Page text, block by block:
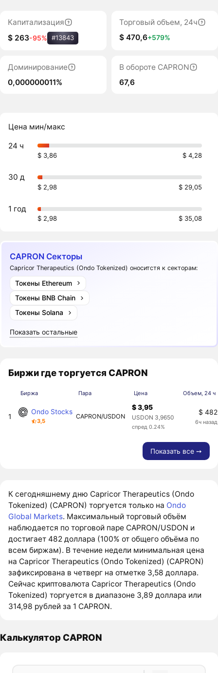
Капитализация
$ 263-95% #13843
Торговый объем, 24ч
$ 470,6+579%
Доминирование
0,000000011%
В обороте CAPRON
67,6
Цена мин/макс
24 ч
$ 3,86 $ 4,28
30 д
$ 2,98 $ 29,05
1 год
$ 2,98 $ 35,08
CAPRON Секторы
Capricor Therapeutics (Ondo Tokenized) оноситстя к секторам:
Токены Ethereum
Токены BNB Chain
Токены Solana
Показать остальные
Биржи где торгуется CAPRON
Биржа Пара Цена Объем, 24 ч
1
Ondo Stocks
3,5
CAPRON/USDON
$ 3,95
USDON 3,9650
спред 0.24%
$ 482
6ч назад
Показать все ➙
К сегодняшнему дню Capricor Therapeutics (Ondo
Tokenized) (CAPRON) торгуется только на Ondo
Global Markets. Максимальный торговый объём
наблюдается по торговой паре CAPRON/USDON и
достигает 482 доллара (100% от общего объёма по
всем биржам). В течение недели минимальная цена
на Capricor Therapeutics (Ondo Tokenized) (CAPRON)
зафиксирована в четверг на отметке 3,58 доллара.
Сейчас криптовалюта Capricor Therapeutics (Ondo
Tokenized) торгуется в диапазоне 3,89 доллара или
314,98 рублей за 1 CAPRON.
Калькулятор CAPRON